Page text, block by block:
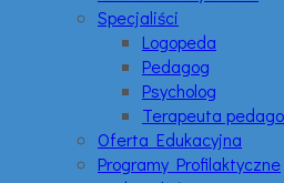
Specjaliści
Logopeda
Pedagog
Psycholog
Terapeuta
Oferta Edukacyjna
Programy Profilaktyczne